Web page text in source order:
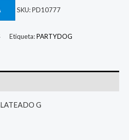
SKU:PD10777
Etiqueta:PARTYDOG
G